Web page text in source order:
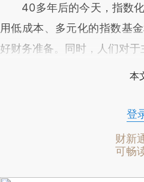
40多年后的今天，指数化
用低成本、多元化的指数基
好财务准备。同时，人们对于
本
登
财新
可畅